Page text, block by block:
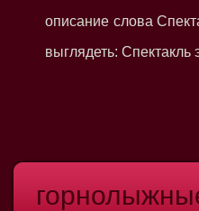
описание слова
выглядеть: Спектакль